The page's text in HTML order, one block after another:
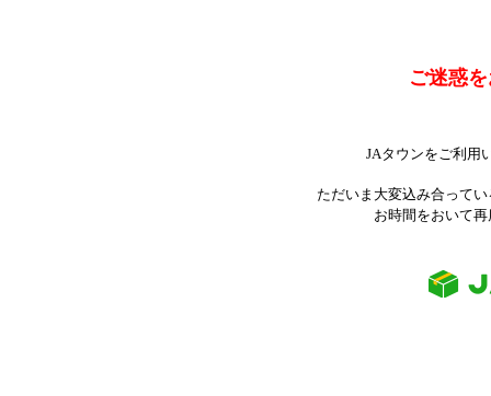
ご迷惑
JAタウンをご利用
ただいま大変込み合って
お時間をおいて